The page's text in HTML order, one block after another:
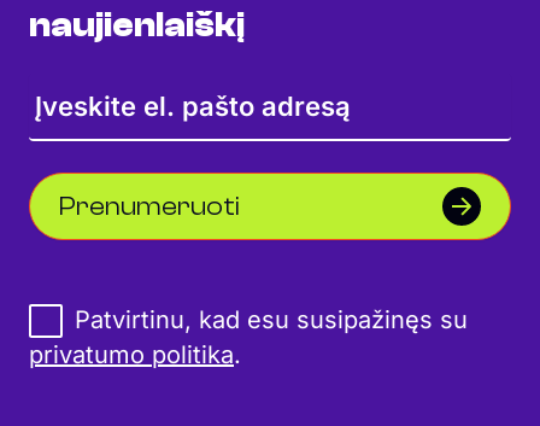
naujienlaiškį
Prenumeruoti
Patvirtinu, kad esu susipažinęs su
privatumo politika.